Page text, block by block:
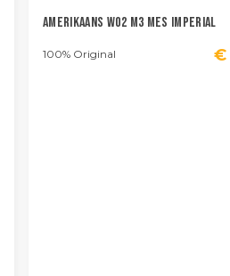
Amerikaans WO2 M3 Mes Imperial
100% Original €